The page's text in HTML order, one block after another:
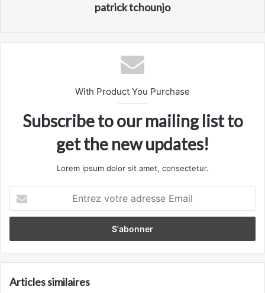
patrick tchounjo
With Product You Purchase
Subscribe to our mailing list to
get the new updates!
Lorem ipsum dolor sit amet, consectetur.
votre
adresse
Articles similaires